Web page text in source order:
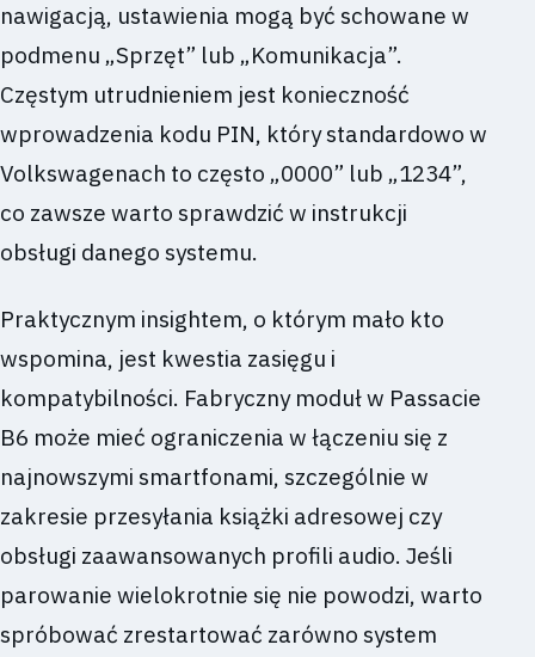
nawigacją, ustawienia mogą być schowane w
podmenu „Sprzęt” lub „Komunikacja”.
Częstym utrudnieniem jest konieczność
wprowadzenia kodu PIN, który standardowo w
Volkswagenach to często „0000” lub „1234”,
co zawsze warto sprawdzić w instrukcji
obsługi danego systemu.
Praktycznym insightem, o którym mało kto
wspomina, jest kwestia zasięgu i
kompatybilności. Fabryczny moduł w Passacie
B6 może mieć ograniczenia w łączeniu się z
najnowszymi smartfonami, szczególnie w
zakresie przesyłania książki adresowej czy
obsługi zaawansowanych profili audio. Jeśli
parowanie wielokrotnie się nie powodzi, warto
spróbować zrestartować zarówno system